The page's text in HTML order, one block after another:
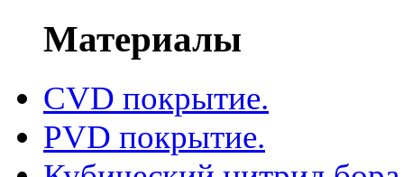
Материалы
CVD покрытие.
PVD покрытие.